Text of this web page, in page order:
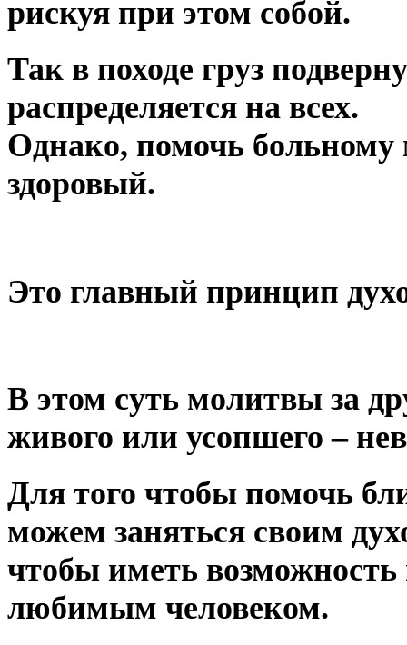
рискуя при этом собой.
Так в походе груз
распределяется на всех.
Однако, помочь больному
здоровый.
Это главный принцип
В этом суть молитвы за
живого или усопшего –
Для того чтобы помочь
можем заняться своим
чтобы иметь возможность
любимым человеком.